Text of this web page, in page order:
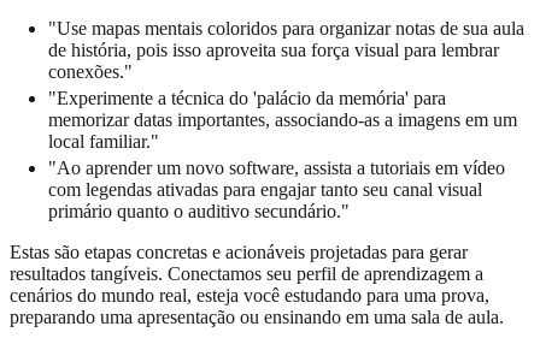
"Use mapas mentais coloridos para organizar notas de sua aula
de história, pois isso aproveita sua força visual para lembrar
conexões."
"Experimente a técnica do 'palácio da memória' para
memorizar datas importantes, associando-as a imagens em um
local familiar."
"Ao aprender um novo software, assista a tutoriais em vídeo
com legendas ativadas para engajar tanto seu canal visual
primário quanto o auditivo secundário."
Estas são etapas concretas e acionáveis projetadas para gerar
resultados tangíveis. Conectamos seu perfil de aprendizagem a
cenários do mundo real, esteja você estudando para uma prova,
preparando uma apresentação ou ensinando em uma sala de aula.